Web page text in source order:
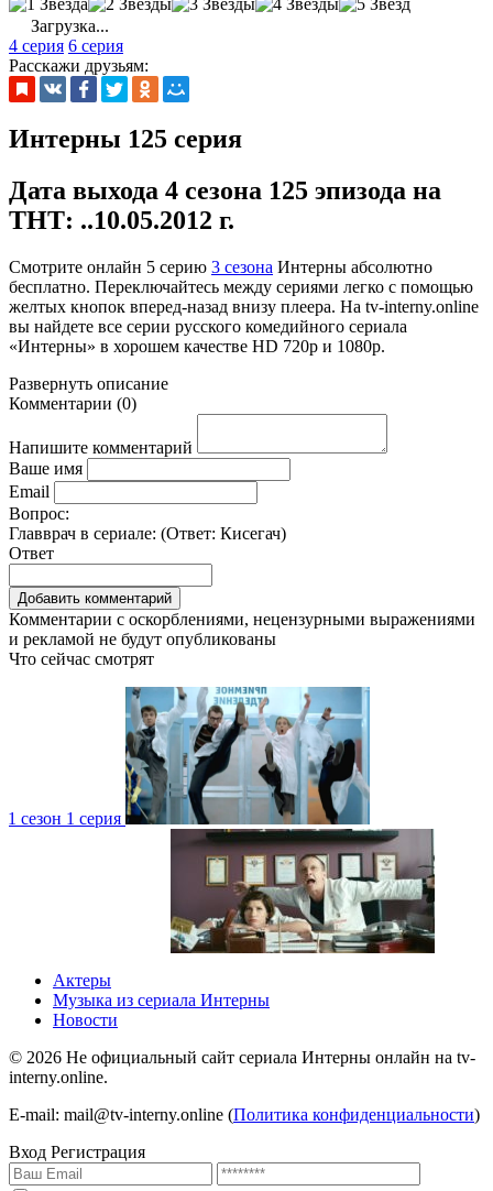
Загрузка...
4 серия 6 серия
Расскажи друзьям:
Интерны 125 серия
Дата выхода 4 сезона 125 эпизода на
ТНТ: ..10.05.2012 г.
Смотрите онлайн 5 серию 3 сезона Интерны абсолютно
бесплатно. Переключайтесь между сериями легко с помощью
желтых кнопок вперед-назад внизу плеера. На tv-interny.online
вы найдете все серии русского комедийного сериала
«Интерны» в хорошем качестве HD 720p и 1080p.
Развернуть описание
Комментарии (0)
Напишите комментарий
Ваше имя
Email
Вопрос:
Главврач в сериале: (Ответ: Кисегач)
Ответ
Комментарии с оскорблениями, нецензурными выражениями
и рекламой не будут опубликованы
Что сейчас смотрят
1 сезон 1 серия
Актеры
Музыка из сериала Интерны
Новости
© 2026 Не официальный сайт сериала Интерны онлайн на tv-
interny.online.
E-mail: mail@tv-interny.online (Политика конфиденциальности)
Вход Регистрация